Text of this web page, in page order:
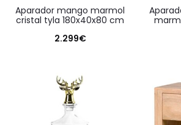
aparador mango marmol
cristal tyla 180x40x80 cm
2.299€
aparador madera mango